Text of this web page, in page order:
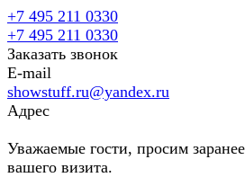
+7 495 211 0330
+7 495 211 0330
Заказать звонок
E-mail
showstuff.ru@yandex.ru
Адрес
Уважаемые гости, просим
вашего визита.